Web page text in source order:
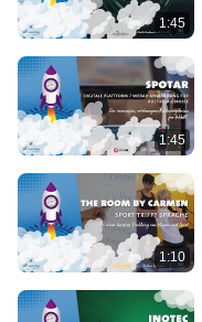
1:45
1:45
1:10